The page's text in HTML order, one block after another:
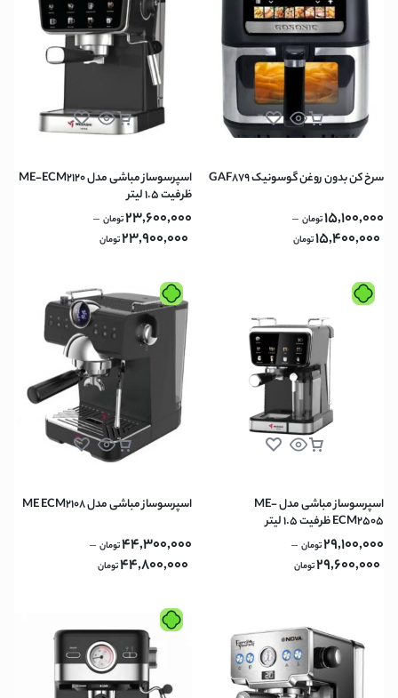
سرخ کن بدون روغن گوسونیک GAF879
15,100,000تومان –
15,400,000تومان
اسپرسوساز مباشی مدل ME-ECM2120
ظرفیت ۱.۵ لیتر
23,600,000تومان –
23,900,000تومان
اسپرسوساز مباشی مدل ME-
ECM2505 ظرفیت ۱.۵ لیتر
29,100,000تومان –
29,600,000تومان
اسپرسوساز مباشی مدل ME ECM2108
44,300,000تومان –
44,800,000تومان